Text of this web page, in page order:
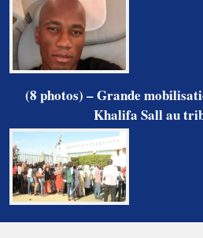
(8 photos) – Grande
Khalifa Sall au